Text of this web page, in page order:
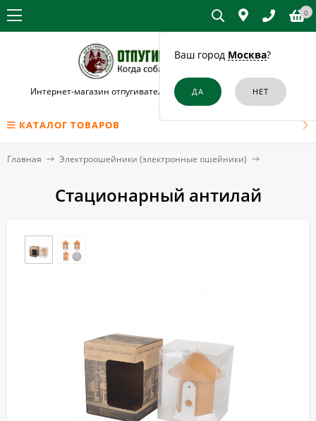
Ваш город Москва?
0
Интернет-магазин отпугивателей собак и кошек в Юрюзани
КАТАЛОГ ТОВАРОВ
Главная Электроошейники (электронные ошейники)
Стационарный антилай